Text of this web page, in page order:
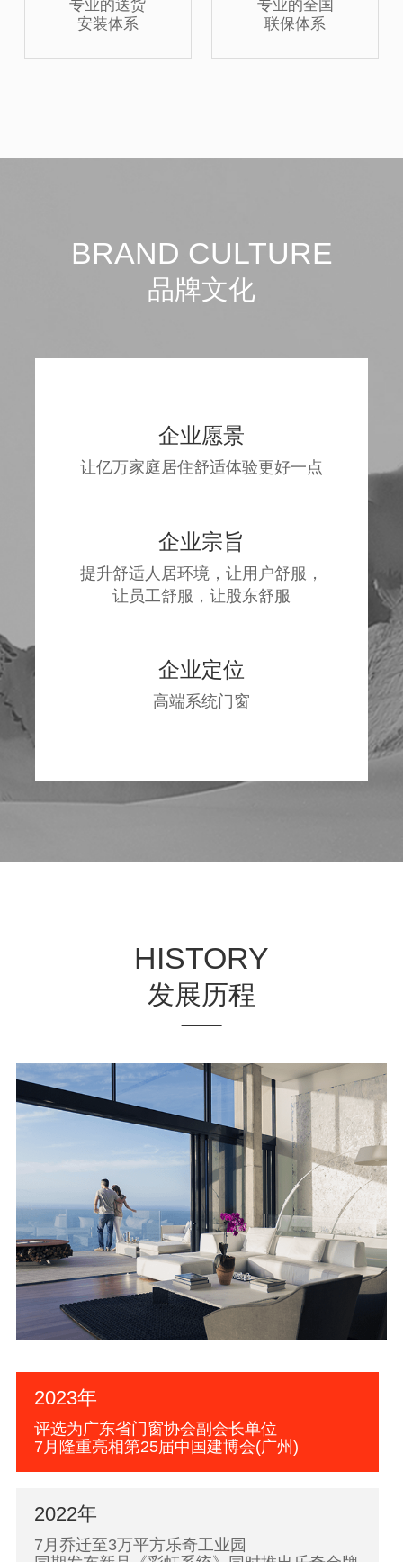
专业的送货
安装体系
专业的全国
联保体系
BRAND CULTURE
品牌文化
企业愿景
让亿万家庭居住舒适体验更好一点
企业宗旨
提升舒适人居环境，让用户舒服，
让员工舒服，让股东舒服
企业定位
高端系统门窗
HISTORY
发展历程
2023年
评选为广东省门窗协会副会长单位
7月隆重亮相第25届中国建博会(广州)
2022年
7月乔迁至3万平方乐奇工业园